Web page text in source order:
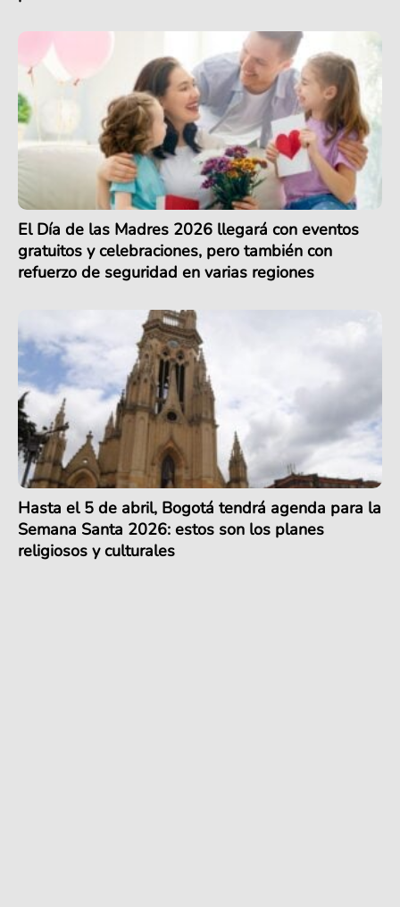
El Día de las Madres 2026 llegará con eventos
gratuitos y celebraciones, pero también con
refuerzo de seguridad en varias regiones
Hasta el 5 de abril, Bogotá tendrá agenda para la
Semana Santa 2026: estos son los planes
religiosos y culturales